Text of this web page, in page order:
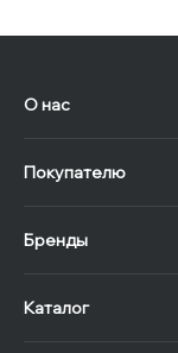
О нас
Покупателю
Бренды
Каталог